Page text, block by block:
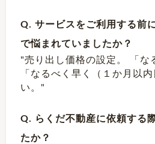
Q. サービスをご利用する前
で悩まれていましたか？
"売り出し価格の設定。 「な
「なるべく早く（１か月以
い。"
Q. らくだ不動産に依頼する
たか？